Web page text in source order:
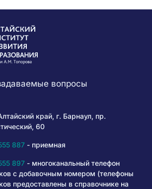
вопросы
край, г. Барнаул, пр.
60
887- приемная
897- многоканальный телефон
с добавочным номером (телефоны
предоставлены в справочнике на